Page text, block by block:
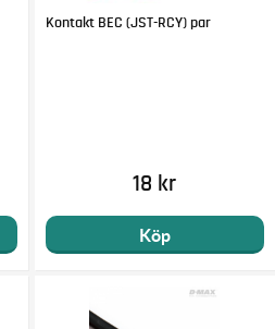
Kontakt BEC (JST-RCY) par
18 kr
Köp